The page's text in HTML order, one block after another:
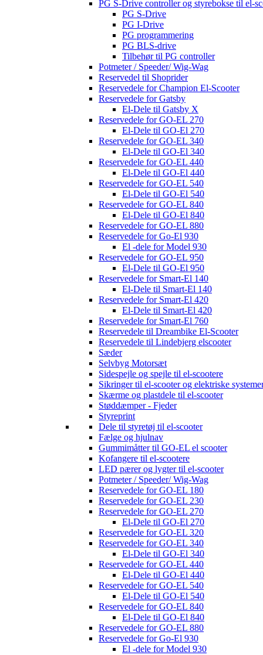
PG S-Drive controller og styrebokse til el-
PG S-Drive
PG I-Drive
PG programmering
PG BLS-drive
Tilbehør til PG controller
Potmeter / Speeder/ Wig-Wag
Reservedel til Shoprider
Reservedele for Champion El-Scooter
Reservedele for Gatsby
El-Dele til Gatsby X
Reservedele for GO-EL 270
El-Dele til GO-El 270
Reservedele for GO-EL 340
El-Dele til GO-El 340
Reservedele for GO-EL 440
El-Dele til GO-El 440
Reservedele for GO-EL 540
El-Dele til GO-El 540
Reservedele for GO-EL 840
El-Dele til GO-El 840
Reservedele for GO-EL 880
Reservedele for Go-El 930
El -dele for Model 930
Reservedele for GO-EL 950
El-Dele til GO-El 950
Reservedele for Smart-El 140
El-Dele til Smart-El 140
Reservedele for Smart-El 420
El-Dele til Smart-El 420
Reservedele for Smart-El 760
Reservedele til Dreambike El-Scooter
Reservedele til Lindebjerg elscooter
Sæder
Selvbyg Motorsæt
Sidespejle og spejle til el-scootere
Sikringer til el-scooter og elektriske
Skærme og plastdele til el-scooter
Støddæmper - Fjeder
Styreprint
Dele til styretøj til el-scooter
Fælge og hjulnav
Gummimåtter til GO-EL el scooter
Kofangere til el-scootere
LED pærer og lygter til el-scooter
Potmeter / Speeder/ Wig-Wag
Reservedele for GO-EL 180
Reservedele for GO-EL 230
Reservedele for GO-EL 270
El-Dele til GO-El 270
Reservedele for GO-EL 320
Reservedele for GO-EL 340
El-Dele til GO-El 340
Reservedele for GO-EL 440
El-Dele til GO-El 440
Reservedele for GO-EL 540
El-Dele til GO-El 540
Reservedele for GO-EL 840
El-Dele til GO-El 840
Reservedele for GO-EL 880
Reservedele for Go-El 930
El -dele for Model 930